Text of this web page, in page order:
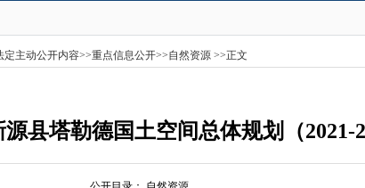
定主动公开内容>>重点信息公开>>自然资源 >>正文
源县塔勒德国土空间总体规划（2021-